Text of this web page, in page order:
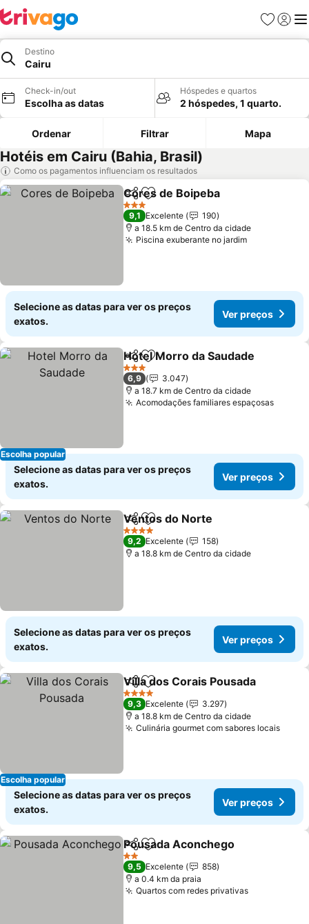
Favoritos
Iniciar
Destino
Cairu
Check-in/out
Escolha as datas
Hóspedes e quartos
2 hóspedes, 1 quarto.
Ordenar Filtrar Mapa
Hotéis em Cairu (Bahia, Brasil)
Como os pagamentos influenciam os resultados
PartilharAdicionar aos favoritos
Cores de Boipeba
3 Estrelas
9,1 Excelente
190
a 18.5 km de Centro da cidade
Piscina exuberante no jardim
Selecione as datas para ver os preços
exatos.
Ver preços
Escolha popular
PartilharAdicionar aos favoritos
Hotel Morro da Saudade
3 Estrelas
6,9
3.047
a 18.7 km de Centro da cidade
Acomodações familiares espaçosas
Selecione as datas para ver os preços
exatos.
Ver preços
PartilharAdicionar aos favoritos
Ventos do Norte
4 Estrelas
9,2 Excelente
158
a 18.8 km de Centro da cidade
Selecione as datas para ver os preços
exatos.
Ver preços
Escolha popular
PartilharAdicionar aos favoritos
Villa dos Corais Pousada
4 Estrelas
9,3 Excelente
3.297
a 18.8 km de Centro da cidade
Culinária gourmet com sabores locais
Selecione as datas para ver os preços
exatos.
Ver preços
PartilharAdicionar aos favoritos
Pousada Aconchego
2 Estrelas
9,5 Excelente
858
a 0.4 km da praia
Quartos com redes privativas